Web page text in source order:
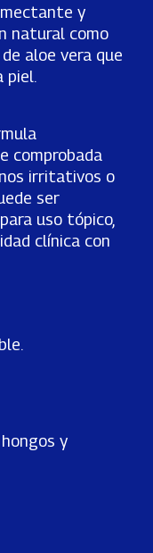
y
natural como
aloe vera que
piel.
comprobada
irritativos o
ser
uso tópico,
clínica con
y